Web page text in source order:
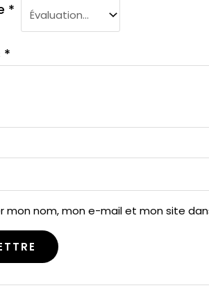
*
*
mon nom, mon e-mail et mon site